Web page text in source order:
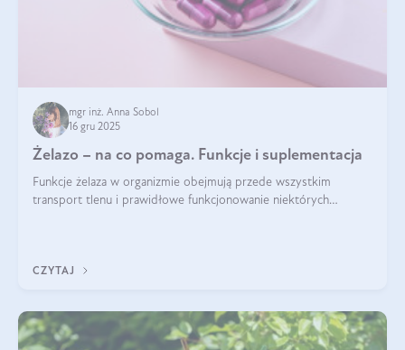
mgr inż. Anna Sobol
16 gru 2025
Żelazo – na co pomaga. Funkcje i suplementacja
Funkcje żelaza w organizmie obejmują przede wszystkim
transport tlenu i prawidłowe funkcjonowanie niektórych
CZYTAJ